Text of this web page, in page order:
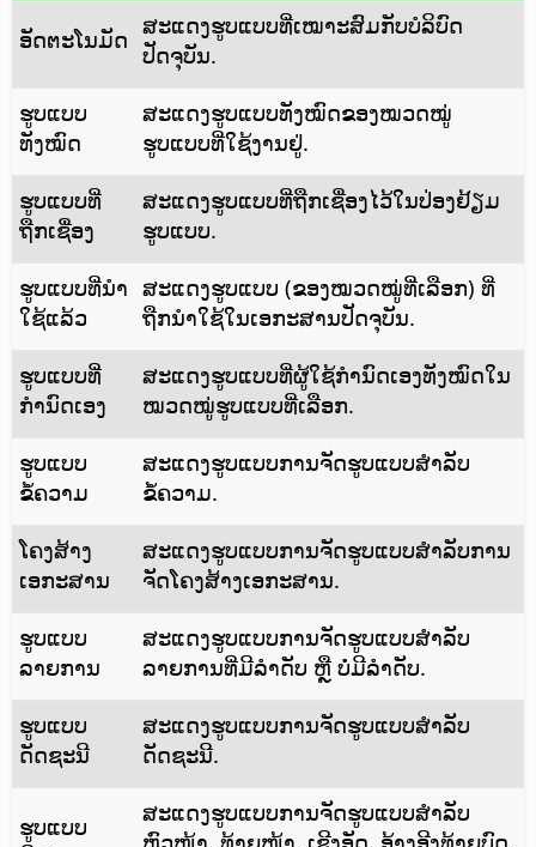
ອັດຕະໂນມັດ ສະແດງຮູບແບບທີ່ເໝາະສົມກັບບໍລິບົດ
ປັດຈຸບັນ.
ຮູບແບບ
ທັງໝົດ
ສະແດງຮູບແບບທັງໝົດຂອງໝວດໝູ່
ຮູບແບບທີ່ໃຊ້ງານຢູ່.
ຮູບແບບທີ່
ຖືກເຊື່ອງ
ສະແດງຮູບແບບທີ່ຖືກເຊື່ອງໄວ້ໃນປ່ອງຢ້ຽມ
ຮູບແບບ.
ຮູບແບບທີ່ນຳ
ໃຊ້ແລ້ວ
ສະແດງຮູບແບບ (ຂອງໝວດໝູ່ທີ່ເລືອກ) ທີ່
ຖືກນຳໃຊ້ໃນເອກະສານປັດຈຸບັນ.
ຮູບແບບທີ່
ກຳນົດເອງ
ສະແດງຮູບແບບທີ່ຜູ້ໃຊ້ກຳນົດເອງທັງໝົດໃນ
ໝວດໝູ່ຮູບແບບທີ່ເລືອກ.
ຮູບແບບ
ຂໍ້ຄວາມ
ສະແດງຮູບແບບການຈັດຮູບແບບສຳລັບ
ຂໍ້ຄວາມ.
ໂຄງສ້າງ
ເອກະສານ
ສະແດງຮູບແບບການຈັດຮູບແບບສຳລັບການ
ຈັດໂຄງສ້າງເອກະສານ.
ຮູບແບບ
ລາຍການ
ສະແດງຮູບແບບການຈັດຮູບແບບສຳລັບ
ລາຍການທີ່ມີລຳດັບ ຫຼື ບໍ່ມີລຳດັບ.
ຮູບແບບ
ດັດຊະນີ
ສະແດງຮູບແບບການຈັດຮູບແບບສຳລັບ
ດັດຊະນີ.
ຮູບແບບ
ສະແດງຮູບແບບການຈັດຮູບແບບສຳລັບ
ຫົວໜ້າ, ທ້າຍໜ້າ, ເຊີງອັດ, ອ້າງອີງທ້າຍບົດ,